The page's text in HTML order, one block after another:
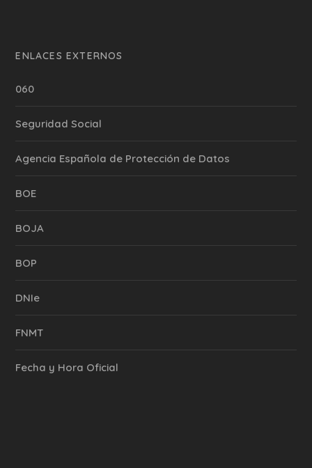
ENLACES EXTERNOS
060
Seguridad Social
Agencia Española de Protección de Datos
BOE
BOJA
BOP
DNIe
FNMT
Fecha y Hora Oficial